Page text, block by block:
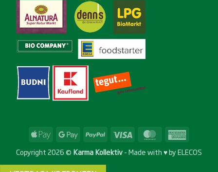
Apple
Google PayPal Visa MasterCard
Copyright 2026 © Karma Kollektiv- Made with ♥ byELECOS